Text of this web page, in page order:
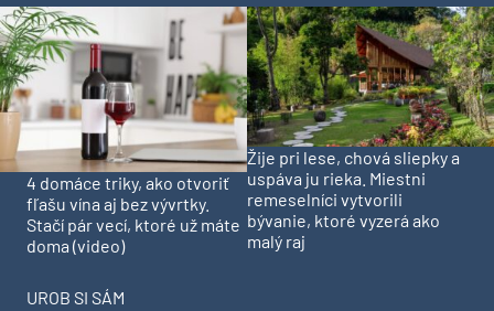
4 domáce triky, ako otvoriť
fľašu vína aj bez vývrtky.
Stačí pár vecí, ktoré už máte
doma (video)
Žije pri lese, chová sliepky a
uspáva ju rieka. Miestni
remeselníci vytvorili
bývanie, ktoré vyzerá ako
malý raj
UROB SI SÁM